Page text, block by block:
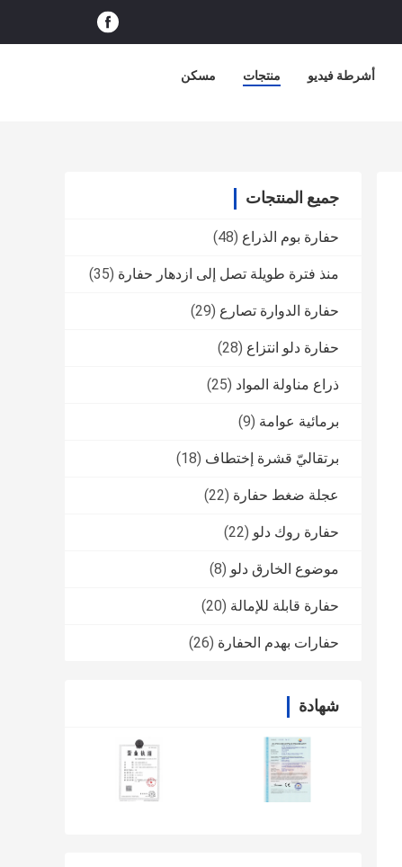
مسكن منتجات أشرطة فيديو
جميع المنتجات
حفارة بوم الذراع (48)
منذ فترة طويلة تصل إلى ازدهار حفارة (35)
حفارة الدوارة تصارع (29)
حفارة دلو انتزاع (28)
ذراع مناولة المواد (25)
برمائية عوامة (9)
برتقاليّ قشرة إختطاف (18)
عجلة ضغط حفارة (22)
حفارة روك دلو (22)
موضوع الخارق دلو (8)
حفارة قابلة للإمالة (20)
حفارات بهدم الحفارة (26)
شهادة